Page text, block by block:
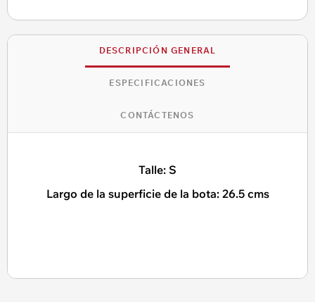
DESCRIPCIÓN GENERAL
ESPECIFICACIONES
CONTÁCTENOS
Talle: S
Largo de la superficie de la bota: 26.5 cms